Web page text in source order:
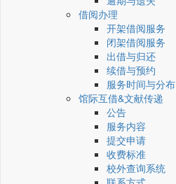
借阅办理
开架借阅服务
闭架借阅服务
出借与归还
续借与预约
服务时间与分布
馆际互借&文献传递
公告
服务内容
提交申请
收费标准
校外查询系统